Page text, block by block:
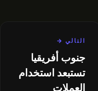
التالي →
جنوب أفريقيا
تستبعد استخدام
العملات